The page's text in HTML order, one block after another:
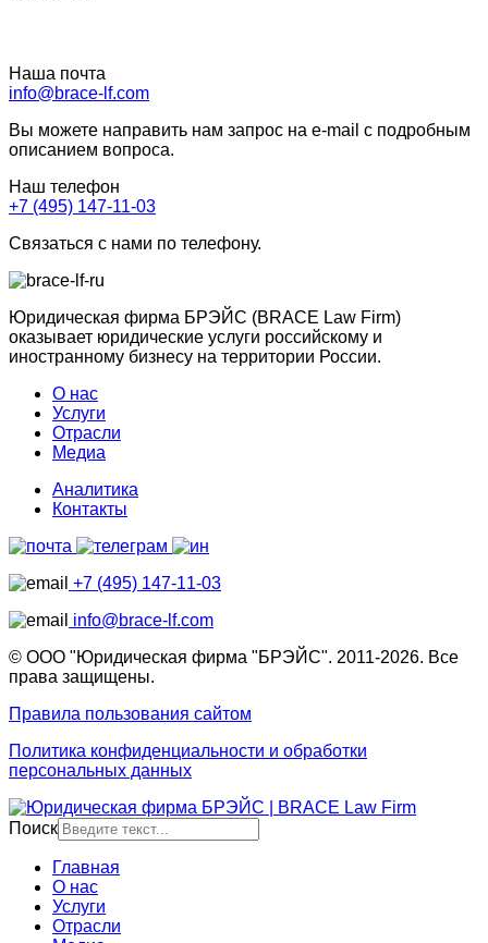
Наша почта
info@brace-lf.com
Вы можете направить нам запрос на e-mail с подробным
описанием вопроса.
Наш телефон
+7 (495) 147-11-03
Связаться с нами по телефону.
Юридическая фирма БРЭЙС (BRACE Law Firm)
оказывает юридические услуги российскому и
иностранному бизнесу на территории России.
О нас
Услуги
Отрасли
Медиа
Аналитика
Контакты
+7 (495) 147-11-03
info@brace-lf.com
© ООО "Юридическая фирма "БРЭЙС". 2011-2026. Все
права защищены.
Правила пользования сайтом
Политика конфиденциальности и обработки
персональных данных
Поиск
Главная
О нас
Услуги
Отрасли